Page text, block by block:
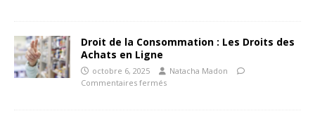
Droit de la Consommation : Les Droits des
Achats en Ligne
octobre 6, 2025
Natacha Madon
Commentaires fermés